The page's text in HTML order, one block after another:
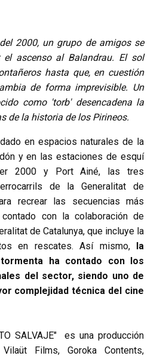
2000, un grupo de amigos se
el ascenso al Balandrau. El sol
hasta que, en cuestión
de forma imprevisible. Un
como 'torb' desencadena la
de la historia de los Pirineos.
en espacios naturales de la
y en las estaciones de esquí
2000 y Port Ainé, las tres
de la Generalitat de
recrear las secuencias más
con la colaboración de
de Catalunya, que incluye la
en rescates. Así mismo, la
ha contado con los
del sector, siendo uno de
complejidad técnica del cine
SALVAJE"
es una producción
Films, Goroka Contents,